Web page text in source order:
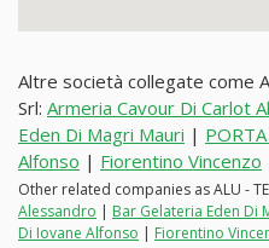
Altre società collegate come
Srl: Armeria Cavour Di Carlot
Eden Di Magri Mauri |
Alfonso | Fiorentino Vincenzo
Other related companies as ALU -
Alessandro | Bar Gelateria Eden Di
Di Iovane Alfonso | Fiorentino